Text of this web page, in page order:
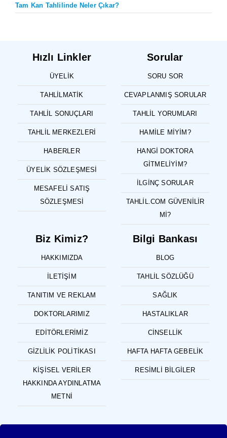
Tam Kan Tahlilinde Neler Çıkar?
Hızlı Linkler
ÜYELIK
TAHLILMATIK
TAHLIL SONUÇLARI
TAHLIL MERKEZLERI
HABERLER
ÜYELIK SÖZLEŞMESI
MESAFELI SATIŞ
SÖZLEŞMESI
Sorular
SORU SOR
CEVAPLANMIŞ SORULAR
TAHLIL YORUMLARI
HAMILE MIYIM?
HANGI DOKTORA
GITMELIYIM?
İLGINÇ SORULAR
TAHLIL.COM GÜVENILIR
MI?
Biz Kimiz?
HAKKIMIZDA
İLETIŞIM
TANITIM VE REKLAM
DOKTORLARIMIZ
EDITÖRLERIMIZ
GIZLILIK POLITIKASI
KIŞISEL VERILER
HAKKINDA AYDINLATMA
METNI
Bilgi Bankası
BLOG
TAHLIL SÖZLÜĞÜ
SAĞLIK
HASTALIKLAR
CINSELLIK
HAFTA HAFTA GEBELIK
RESIMLI BILGILER